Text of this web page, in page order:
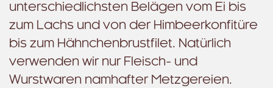
unterschiedlichsten Belägen vom Ei bis
zum Lachs und von der Himbeerkonfitüre
bis zum Hähnchenbrustfilet. Natürlich
verwenden wir nur Fleisch- und
Wurstwaren namhafter Metzgereien.